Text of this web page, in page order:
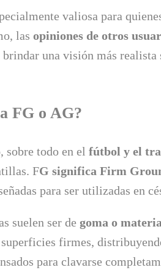
valiosa para
las opiniones de otros
brindar una visión más
FG o AG?
todo en el fútbol y el
FG significa Firm
para ser utilizadas en
suelen ser de goma o
firmes,
para clavarse